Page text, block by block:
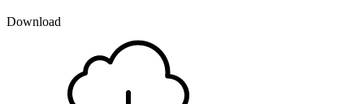
Download